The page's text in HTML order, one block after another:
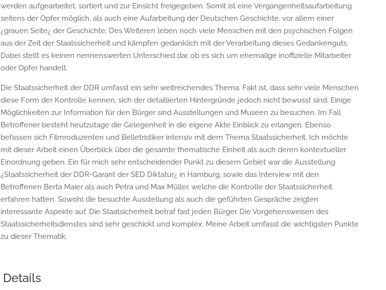
werden aufgearbeitet, sortiert und zur Einsicht freigegeben. Somit ist eine Vergangenheitsaufarbeitung
seitens der Opfer möglich, als auch eine Aufarbeitung der Deutschen Geschichte, vor allem einer
¿grauen Seite¿ der Geschichte. Des Weiteren leben noch viele Menschen mit den psychischen Folgen
aus der Zeit der Staatssicherheit und kämpfen gedanklich mit der Verarbeitung dieses Gedankenguts.
Dabei stellt es keinen nennenswerten Unterschied dar, ob es sich um ehemalige inoffizielle Mitarbeiter
oder Opfer handelt.
Die Staatssicherheit der DDR umfasst ein sehr weitreichendes Thema. Fakt ist, dass sehr viele Menschen
diese Form der Kontrolle kennen, sich der detaillierten Hintergründe jedoch nicht bewusst sind. Einige
Möglichkeiten zur Information für den Bürger sind Ausstellungen und Museen zu besuchen. Im Fall
Betroffener besteht heutzutage die Gelegenheit in die eigene Akte Einblick zu erlangen. Ebenso
befassen sich Filmroduzenten und Belletristiker intensiv mit dem Thema Staatssicherheit. Ich möchte
mit dieser Arbeit einen Überblick über die gesamte thematische Einheit als auch deren kontextueller
Einordnung geben. Ein für mich sehr entscheidender Punkt zu diesem Gebiet war die Ausstellung
¿Staatssicherheit der DDR-Garant der SED Diktatur¿ in Hamburg, sowie das Interview mit den
Betroffenen Berta Maier als auch Petra und Max Müller, welche die Kontrolle der Staatssicherheit
erfahren hatten. Sowohl die besuchte Ausstellung als auch die geführten Gespräche zeigten
interessante Aspekte auf. Die Staatsicherheit betraf fast jeden Bürger. Die Vorgehensweisen des
Staatssicherheitsdienstes sind sehr geschickt und komplex. Meine Arbeit umfasst die wichtigsten Punkte
zu dieser Thematik.
Details